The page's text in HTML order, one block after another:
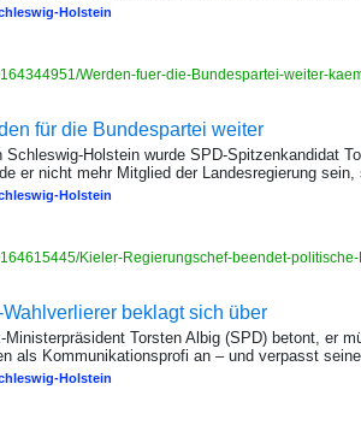
Holstein
Werden-fuer-die-Bundespartei-weiter-
für die Bundespartei weiter
Schleswig-Holstein wurde SPD-Spitzenkandidat
er nicht mehr Mitglied der Landesregierung sein,
Holstein
Kieler-Regierungschef-beendet-
beklagt sich über
Torsten Albig (SPD) betont, er
als Kommunikationsprofi an – und verpasst
Holstein